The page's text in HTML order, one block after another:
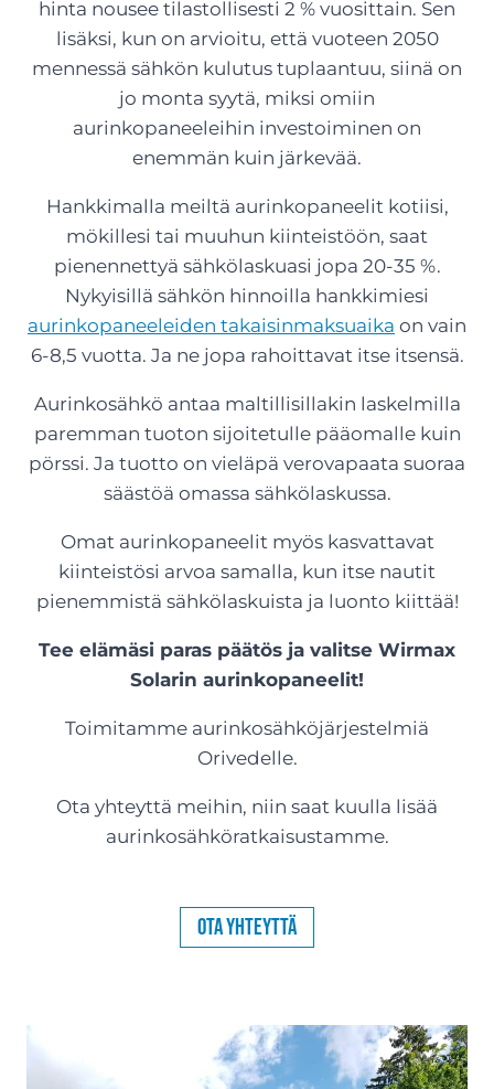
hinta nousee tilastollisesti 2 % vuosittain. Sen
lisäksi, kun on arvioitu, että vuoteen 2050
mennessä sähkön kulutus tuplaantuu, siinä on
jo monta syytä, miksi omiin
aurinkopaneeleihin investoiminen on
enemmän kuin järkevää.
Hankkimalla meiltä aurinkopaneelit kotiisi,
mökillesi tai muuhun kiinteistöön, saat
pienennettyä sähkölaskuasi jopa 20-35 %.
Nykyisillä sähkön hinnoilla hankkimiesi
aurinkopaneeleiden takaisinmaksuaika on vain
6-8,5 vuotta. Ja ne jopa rahoittavat itse itsensä.
Aurinkosähkö antaa maltillisillakin laskelmilla
paremman tuoton sijoitetulle pääomalle kuin
pörssi. Ja tuotto on vieläpä verovapaata suoraa
säästöä omassa sähkölaskussa.
Omat aurinkopaneelit myös kasvattavat
kiinteistösi arvoa samalla, kun itse nautit
pienemmistä sähkölaskuista ja luonto kiittää!
Tee elämäsi paras päätös ja valitse Wirmax
Solarin aurinkopaneelit!
Toimitamme aurinkosähköjärjestelmiä
Orivedelle.
Ota yhteyttä meihin, niin saat kuulla lisää
aurinkosähköratkaisustamme.
Ota yhteyttä